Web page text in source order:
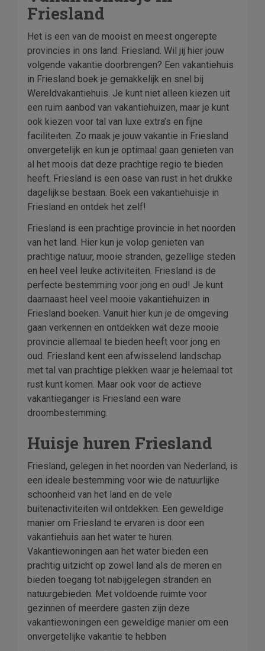
Friesland
Het is een van de mooist en meest ongerepte
provincies in ons land: Friesland. Wil jij hier jouw
volgende vakantie doorbrengen? Een vakantiehuis
in Friesland boek je gemakkelijk en snel bij
Wereldvakantiehuis. Je kunt niet alleen kiezen uit
een ruim aanbod van vakantiehuizen, maar je kunt
ook kiezen voor tal van luxe extra’s en fijne
faciliteiten. Zo maak je jouw vakantie in Friesland
onvergetelijk en kun je optimaal gaan genieten van
al het moois dat deze prachtige regio te bieden
heeft. Friesland is een oase van rust in het drukke
dagelijkse bestaan. Boek een vakantiehuisje in
Friesland en ontdek het zelf!
Friesland is een prachtige provincie in het noorden
van het land. Hier kun je volop genieten van
prachtige natuur, mooie stranden, gezellige steden
en heel veel leuke activiteiten. Friesland is de
perfecte bestemming voor jong en oud! Je kunt
daarnaast heel veel mooie vakantiehuizen in
Friesland boeken. Vanuit hier kun je de omgeving
gaan verkennen en ontdekken wat deze mooie
provincie allemaal te bieden heeft voor jong en
oud. Friesland kent een afwisselend landschap
met tal van prachtige plekken waar je helemaal tot
rust kunt komen. Maar ook voor de actieve
vakantieganger is Friesland een ware
droombestemming.
Huisje huren Friesland
Friesland, gelegen in het noorden van Nederland, is
een ideale bestemming voor wie de natuurlijke
schoonheid van het land en de vele
buitenactiviteiten wil ontdekken. Een geweldige
manier om Friesland te ervaren is door een
vakantiehuis aan het water te huren.
Vakantiewoningen aan het water bieden een
prachtig uitzicht op zowel land als de meren en
bieden toegang tot nabijgelegen stranden en
natuurgebieden. Met voldoende ruimte voor
gezinnen of meerdere gasten zijn deze
vakantiewoningen een geweldige manier om een
onvergetelijke vakantie te hebben